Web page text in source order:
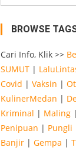
BROWSE
Cari Info, Klik >>
SUMUT|
Covid | Vaksin |
KulinerMedan |
Kriminal | Maling|
Penipuan | Pungli
Banjir| Gempa |